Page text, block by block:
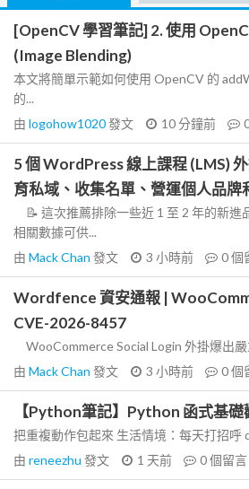
[OpenCV 學習筆記] 2. 使用
(Image Blending)
本文將簡單示範如何使用 OpenCV 的
的...
由 logohow1020發文 10 分鐘前
5 個 WordPress 線上課程 (LMS)
育私域、收集名單、營運個人品牌
📝 這次推薦排除一些近 1 至 2 年的新進
相關數據可供...
由 Mack Chan 發文 3 小時前 0個
Wordfence 資安通報 |
CVE-2026-8457
WooCommerce Social Login 外掛爆出
由 Mack Chan 發文 3 小時前 0個
【Python筆記】Python 函式基礎
把重複動作包起來 生活情境：每天打招呼
由 reneezhu 發文 1 天前 0個留言